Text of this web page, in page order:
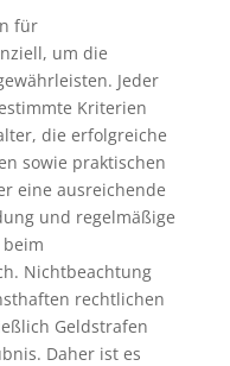
für
um die
Jeder
Kriterien
die erfolgreiche
sowie praktischen
eine ausreichende
und regelmäßige
Nichtbeachtung
rechtlichen
Geldstrafen
Daher ist es